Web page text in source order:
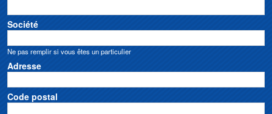
Société
Ne pas remplir si vous êtes un particulier
Adresse
Code postal